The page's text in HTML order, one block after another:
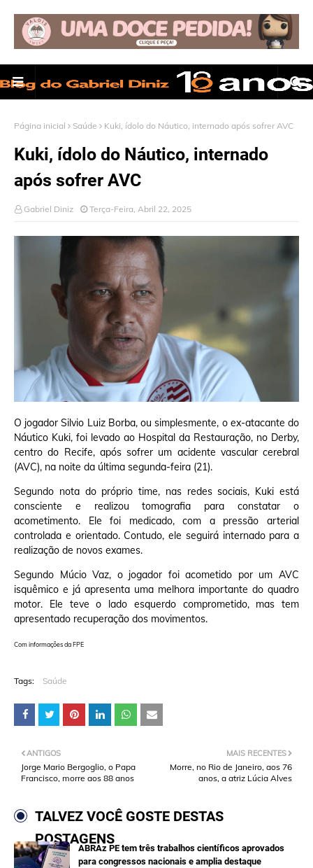
Página inicial Saúde Kuki, ídolo do Náutico, internado após sofrer AVC
Kuki, ídolo do Náutico, internado
após sofrer AVC
Gabriel Diniz Terça-Feira, Abril 22, 2025
O jogador Silvio Luiz Borba, ou simplesmente, o ex-atacante do
Náutico Kuki, foi levado ao Hospital da Restauração, no Derby,
centro do Recife, após sofrer um acidente vascular cerebral
(AVC), na noite da última segunda-feira (21).
Segundo nota do próprio time, nas redes sociais, Kuki está
consciente e realizou tomografia para constatar o
acometimento. Ele foi medicado, com a pressão arterial
controlada e orientado. Contudo, ele seguirá internado para a
realização de novos exames.
Segundo Múcio Vaz, o jogador foi acometido por um AVC
isquêmico e já apresenta uma melhora importante do quadro
motor. Ele teve o lado esquerdo comprometido, mas tem
apresentado recuperação dos movimentos.
Com informações da FPE
Tags: Saúde
MAIS RECENTES
Morre, no Rio de Janeiro, aos 76
anos, a atriz Lúcia Alves
ANTIGOS
Jorge Mario Bergoglio, o Papa
Francisco, morre aos 88 anos
TALVEZ VOCÊ GOSTE DESTAS
POSTAGENS
ABRAz PE tem três trabalhos científicos aprovados
para congressos nacionais e amplia destaque